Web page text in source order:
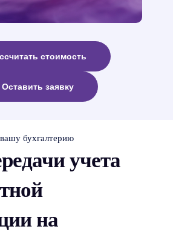
стоимость
Оставить заявку
бухгалтерию
учета
на